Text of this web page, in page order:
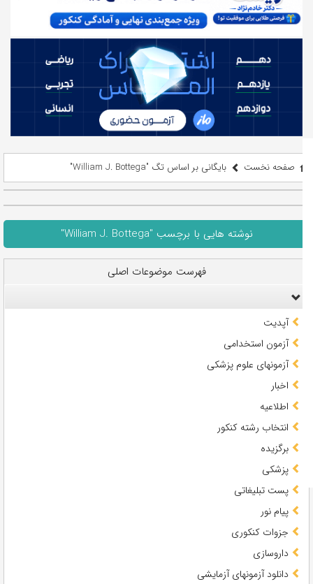
صفحه نخست بایگانی بر اساس تگ "William J. Bottega"
نوشته هایی با برچسب "William J. Bottega"
فهرست موضوعات اصلی
آپدیت
آزمون استخدامی
آزمونهای علوم پزشکی
اخبار
اطلاعیه
انتخاب رشته کنکور
برگزیده
پزشکی
پست تبلیغاتی
پیام نور
جزوات کنکوری
داروسازی
دانلود آزمونهای آزمایشی